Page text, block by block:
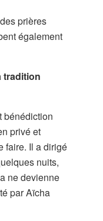
prières
également
tradition
bénédiction
privé et
faire. Il a dirigé
nuits,
ne devienne
par Aïcha